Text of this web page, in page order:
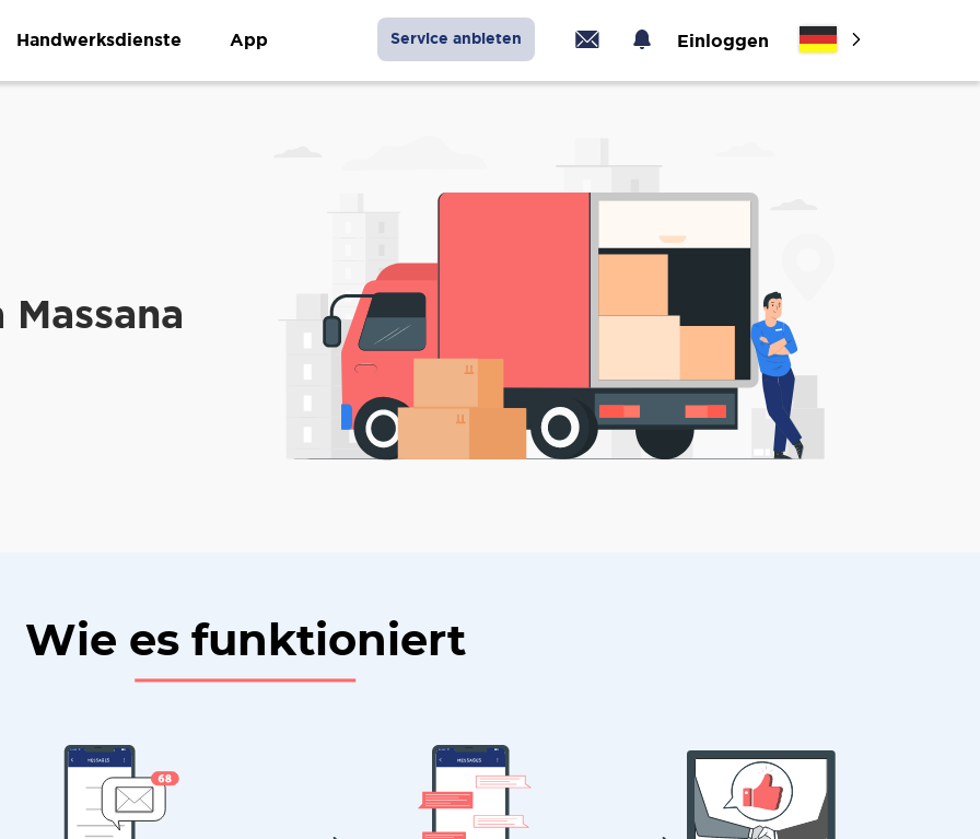
Handwerksdienste App Service anbieten Einloggen
Wie es funktioniert